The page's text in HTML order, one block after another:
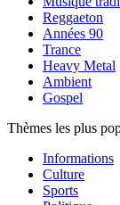
Reggaeton
Années 90
Trance
Heavy Metal
Ambient
Gospel
Thèmes les plus
Informations
Culture
Sports